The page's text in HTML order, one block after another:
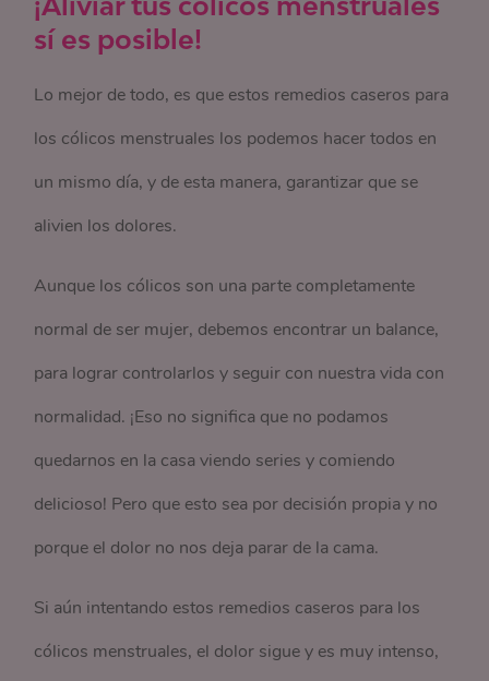
sí es posible!
Lo mejor de todo, es que estos remedios caseros para
los cólicos menstruales los podemos hacer todos en
un mismo día, y de esta manera, garantizar que se
alivien los dolores.
Aunque los cólicos son una parte completamente
normal de ser mujer, debemos encontrar un balance,
para lograr controlarlos y seguir con nuestra vida con
normalidad. ¡Eso no significa que no podamos
quedarnos en la casa viendo series y comiendo
delicioso! Pero que esto sea por decisión propia y no
porque el dolor no nos deja parar de la cama.
Si aún intentando estos remedios caseros para los
cólicos menstruales, el dolor sigue y es muy intenso,